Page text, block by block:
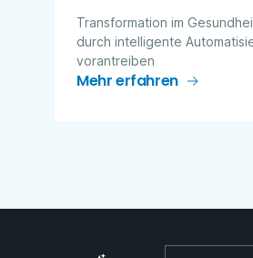
Transformation im
durch intelligente
vorantreiben
Mehr erfahren